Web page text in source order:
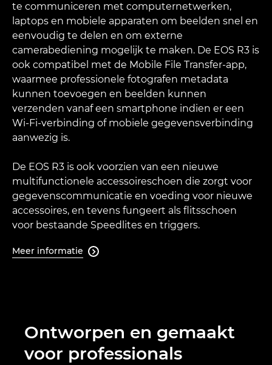
te communiceren met computernetwerken,
laptops en mobiele apparaten om beelden snel en
eenvoudig te delen en om externe
camerabediening mogelijk te maken. De EOS R3 is
ook compatibel met de Mobile File Transfer-app,
waarmee professionele fotografen metadata
kunnen toevoegen en beelden kunnen
verzenden vanaf een smartphone indien er een
Wi-Fi-verbinding of mobiele gegevensverbinding
aanwezig is.
De EOS R3 is ook voorzien van een nieuwe
multifunctionele accessoireschoen die zorgt voor
gegevenscommunicatie en voeding voor nieuwe
accessoires, en tevens fungeert als flitsschoen
voor bestaande Speedlites en triggers.
Meer informatie 
Ontworpen en gemaakt
voor professionals